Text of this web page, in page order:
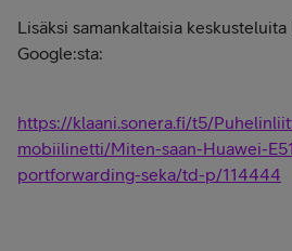
Lisäksi samankaltaisia
Google:sta:
https://klaani.sonera.fi/t5/
mobiilinetti/Miten-saan-Huawei-
portforwarding-seka/td-p/114444